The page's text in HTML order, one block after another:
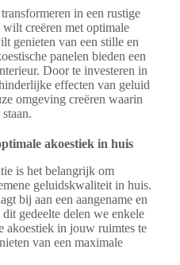
in een rustige
creëren met optimale
genieten van een stille en
panelen bieden een
Door te investeren in
effecten van geluid
omgeving creëren waarin
akoestiek in huis
is het belangrijk om
geluidskwaliteit in huis.
bij aan een aangename en
gedeelte delen we enkele
akoestiek in jouw ruimtes te
van een maximale